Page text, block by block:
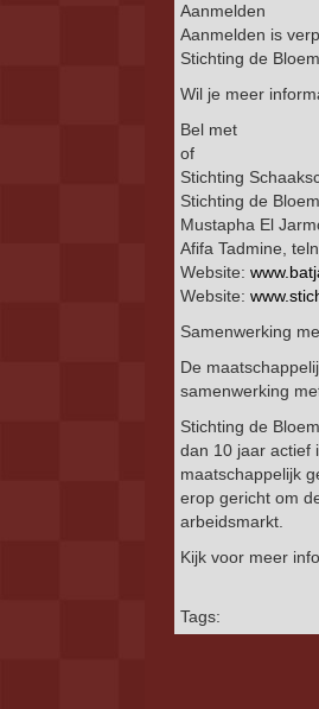
Aanmelden
Aanmelden is
Stichting de
Wil je meer
Bel met
of
Stichting
Stichting de Bloem
Mustapha El
Afifa Tadmine,
Website:
Website:
Samenwerking
De
samenwerking
Stichting de
dan 10 jaar actief
maatschappelijk
erop gericht om
arbeidsmarkt.
Kijk voor meer
Tags: